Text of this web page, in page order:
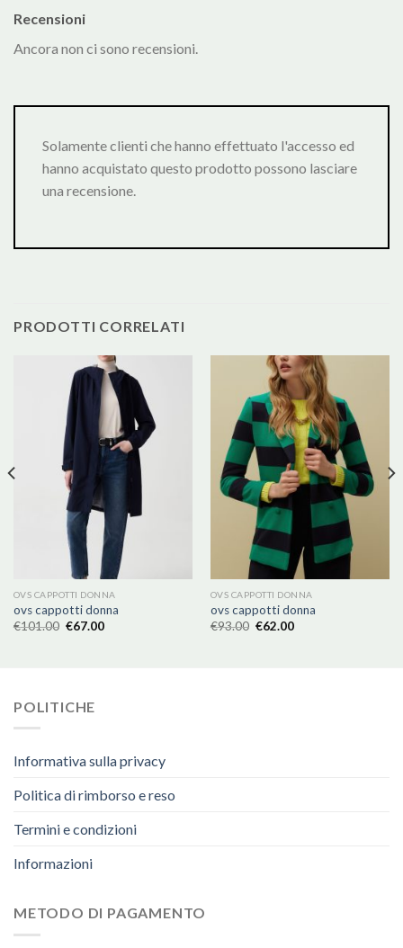
Recensioni
Ancora non ci sono recensioni.
Solamente clienti che hanno effettuato l'accesso ed
hanno acquistato questo prodotto possono lasciare
una recensione.
PRODOTTI CORRELATI
OVS CAPPOTTI DONNA
ovs cappotti donna
€101.00 €67.00
OVS CAPPOTTI DONNA
ovs cappotti donna
€93.00 €62.00
POLITICHE
Informativa sulla privacy
Politica di rimborso e reso
Termini e condizioni
Informazioni
METODO DI PAGAMENTO